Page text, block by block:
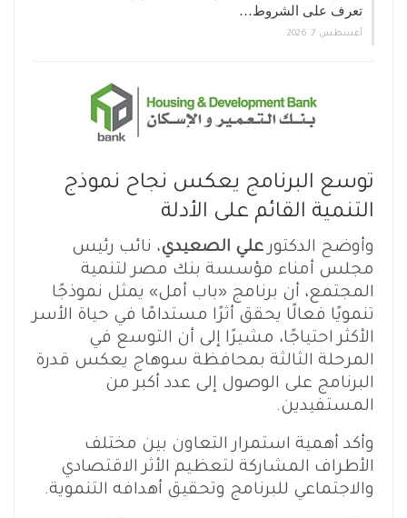
تعرف على الشروط…
أغسطس 7, 2026
توسع البرنامج يعكس نجاح نموذج
التنمية القائم على الأدلة
وأوضح الدكتور علي الصعيدي، نائب رئيس
مجلس أمناء مؤسسة بنك مصر لتنمية
المجتمع، أن برنامج «باب أمل» يمثل نموذجًا
تنمويًا فعالًا يحقق أثرًا مستدامًا في حياة الأسر
الأكثر احتياجًا، مشيرًا إلى أن التوسع في
المرحلة الثالثة بمحافظة سوهاج يعكس قدرة
البرنامج على الوصول إلى عدد أكبر من
المستفيدين.
وأكد أهمية استمرار التعاون بين مختلف
الأطراف المشاركة لتعظيم الأثر الاقتصادي
والاجتماعي للبرنامج وتحقيق أهدافه التنموية.